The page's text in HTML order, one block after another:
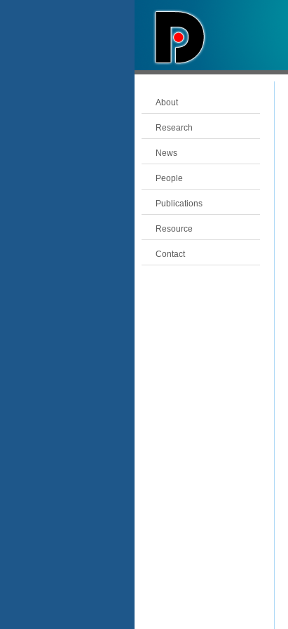
About
Research
News
People
Publications
Resource
Contact